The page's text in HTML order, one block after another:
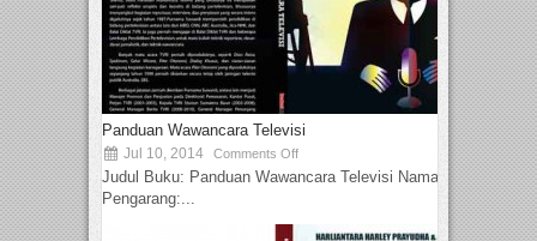
Panduan Wawancara Televisi
Jul 10, 2014 Comments Off
Judul Buku: Panduan Wawancara Televisi Nama
Pengarang:...